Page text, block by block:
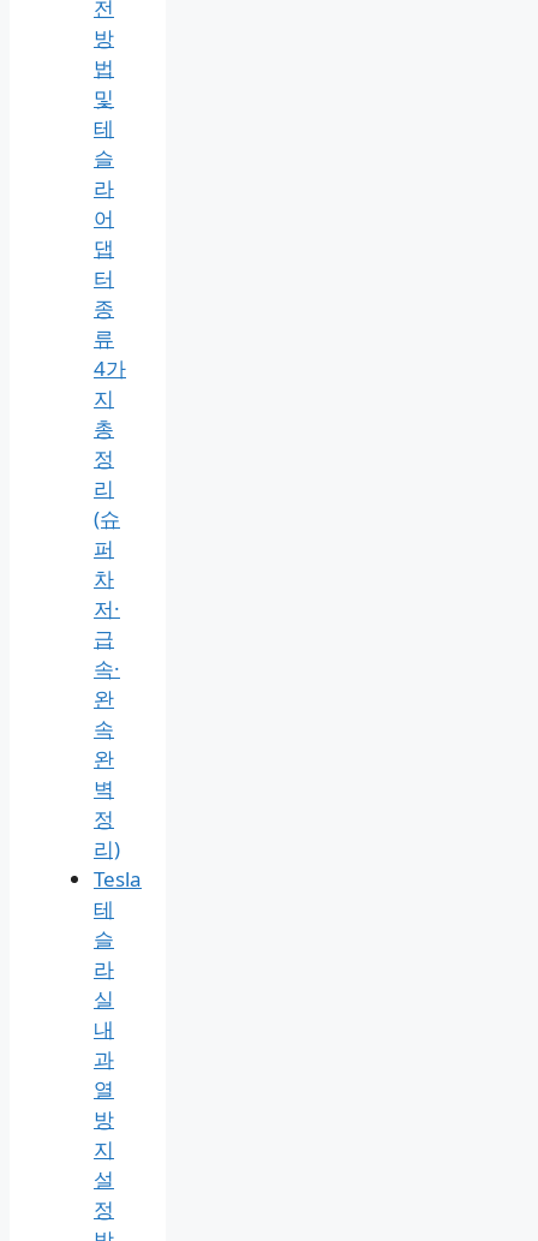
전
방
법
및
테
슬
라
어
댑
터
종
류
4가
지
총
정
리
(슈
퍼
차
저·
급
속·
완
속
완
벽
정
리)
Tesla
테
슬
라
실
내
과
열
방
지
설
정